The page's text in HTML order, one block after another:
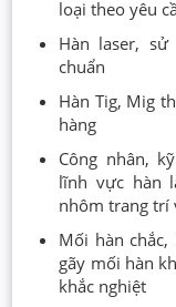
loại theo yêu
Hàn laser,
chuẩn
Hàn Tig, Mig
hàng
Công nhân,
lĩnh vực hàn
nhôm trang trí
Mối hàn
gãy mối hàn
khắc nghiệt